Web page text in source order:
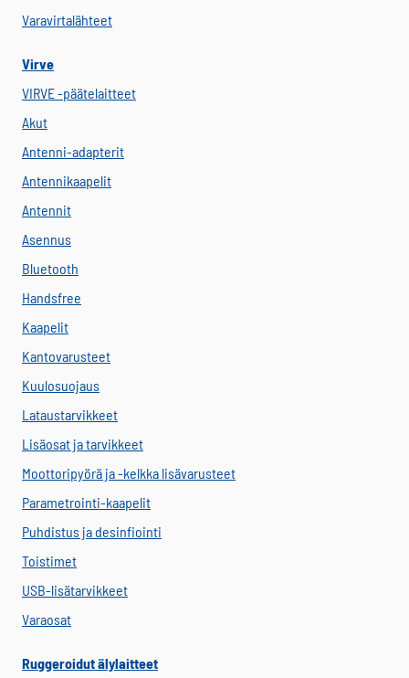
Varavirtalähteet
Virve
VIRVE -päätelaitteet
Akut
Antenni-adapterit
Antennikaapelit
Antennit
Asennus
Bluetooth
Handsfree
Kaapelit
Kantovarusteet
Kuulosuojaus
Lataustarvikkeet
Lisäosat ja tarvikkeet
Moottoripyörä ja -kelkka lisävarusteet
Parametrointi-kaapelit
Puhdistus ja desinfiointi
Toistimet
USB-lisätarvikkeet
Varaosat
Ruggeroidut älylaitteet